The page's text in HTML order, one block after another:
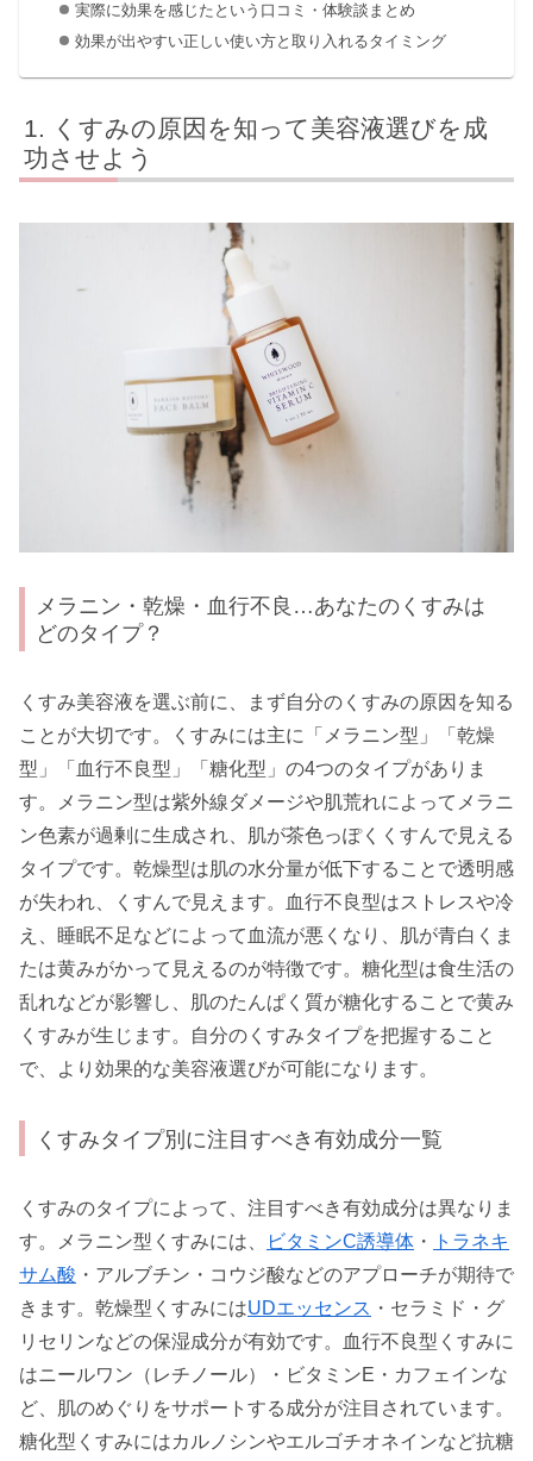
実際に効果を感じたという口コミ・体験談まとめ
効果が出やすい正しい使い方と取り入れるタイミング
くすみの原因を知って美容液選びを成
功させよう
メラニン・乾燥・血行不良…あなたのくすみは
どのタイプ？
くすみ美容液を選ぶ前に、まず自分のくすみの原因を知る
ことが大切です。くすみには主に「メラニン型」「乾燥
型」「血行不良型」「糖化型」の4つのタイプがありま
す。メラニン型は紫外線ダメージや肌荒れによってメラニ
ン色素が過剰に生成され、肌が茶色っぽくくすんで見える
タイプです。乾燥型は肌の水分量が低下することで透明感
が失われ、くすんで見えます。血行不良型はストレスや冷
え、睡眠不足などによって血流が悪くなり、肌が青白くま
たは黄みがかって見えるのが特徴です。糖化型は食生活の
乱れなどが影響し、肌のたんぱく質が糖化することで黄み
くすみが生じます。自分のくすみタイプを把握すること
で、より効果的な美容液選びが可能になります。
くすみタイプ別に注目すべき有効成分一覧
くすみのタイプによって、注目すべき有効成分は異なりま
す。メラニン型くすみには、
ビタミンC誘導体 ・
トラネキ
サム酸 ・アルブチン・コウジ酸などのアプローチが期待で
きます。乾燥型くすみにはUDエッセンス ・セラミド・グ
リセリンなどの保湿成分が有効です。血行不良型くすみに
はニールワン（レチノール）・ビタミンE・カフェインな
ど、肌のめぐりをサポートする成分が注目されています。
糖化型くすみにはカルノシンやエルゴチオネインなど抗糖